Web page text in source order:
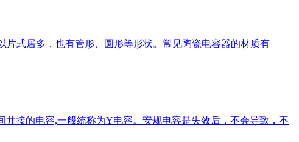
式居多，也有管形、圆形等形状。常见陶瓷电容器的材质有
接的电容,一般统称为Y电容。安规电容是失效后，不会导致，不